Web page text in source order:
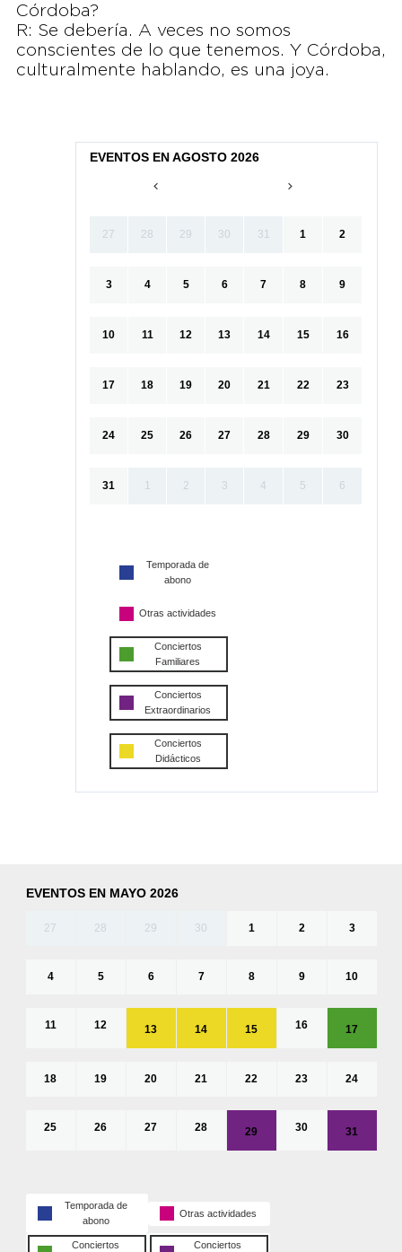
Córdoba?
R: Se debería. A veces no somos
conscientes de lo que tenemos. Y Córdoba,
culturalmente hablando, es una joya.
EVENTOS EN AGOSTO 2026
27 28 29 30 31 1 2
3 4 5 6 7 8 9
10 11 12 13 14 15 16
17 18 19 20 21 22 23
24 25 26 27 28 29 30
31 1 2 3 4 5 6
Temporada de
abono
Otras actividades
Conciertos
Familiares
Conciertos
Extraordinarios
Conciertos
Didácticos
EVENTOS EN MAYO 2026
27 28 29 30 1 2 3
4 5 6 7 8 9 10
11 12 13 14 15 16 17
18 19 20 21 22 23 24
25 26 27 28 29 30 31
Temporada de
abono
Otras actividades
Conciertos
Conciertos